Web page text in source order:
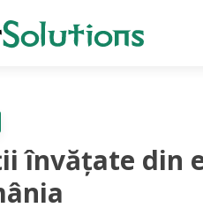
învățate din